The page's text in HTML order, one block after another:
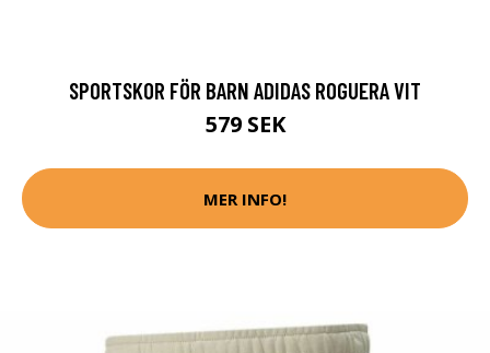
SPORTSKOR FÖR BARN ADIDAS ROGUERA VIT
579 SEK
MER INFO!